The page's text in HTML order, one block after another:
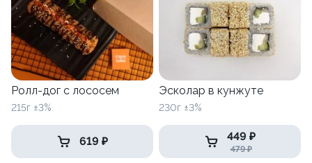
Ролл-дог с лососем
215г ±3%
619 ₽
Эсколар в кунжуте
230г ±3%
449 ₽
479 ₽